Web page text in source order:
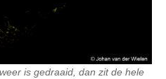
is gedraaid, dan zit de hele